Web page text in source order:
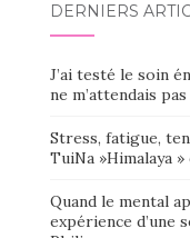
DERNIERS
J’ai testé le soin
ne m’attendais
Stress, fatigue,
TuiNa »Himalaya »
Quand le mental
expérience d’une